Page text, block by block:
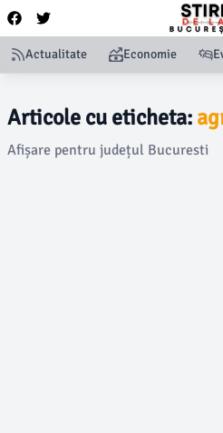
Actualitate Economie
Articole cu eticheta:
Afișare pentru județul Bucuresti